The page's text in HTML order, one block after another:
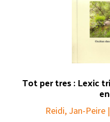
Tot per tres : Lexic
Reidi, Jan-Peire